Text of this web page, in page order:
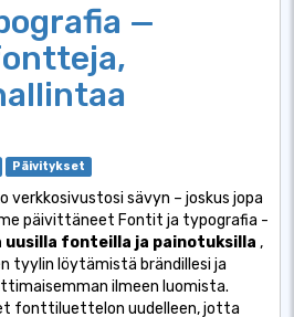
—
Päivitykset
verkkosivustosi sävyn – joskus jopa
päivittäneet Fontit ja typografia -
uusilla fonteilla ja painotuksilla ,
tyylin löytämistä brändillesi ja
ilmeen luomista.
fonttiluettelon uudelleen, jotta